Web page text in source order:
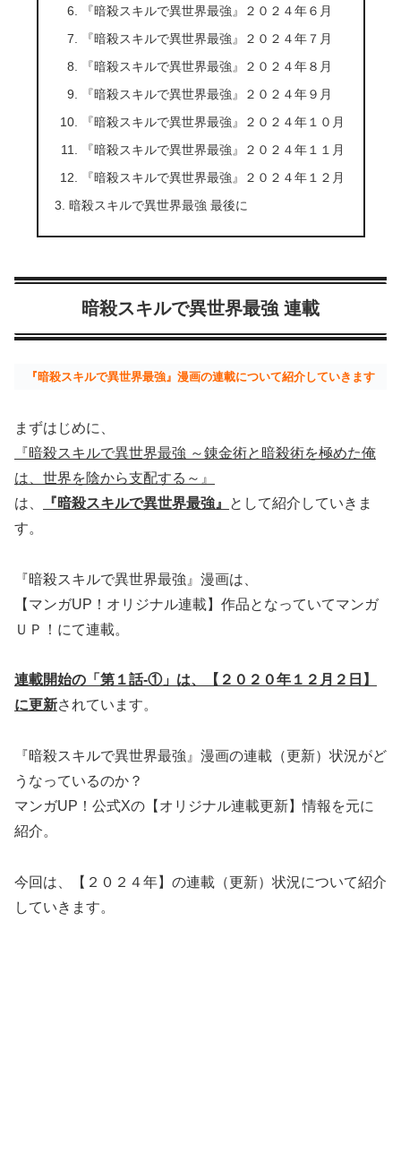
『暗殺スキルで異世界最強』２０２４年６月
『暗殺スキルで異世界最強』２０２４年７月
『暗殺スキルで異世界最強』２０２４年８月
『暗殺スキルで異世界最強』２０２４年９月
『暗殺スキルで異世界最強』２０２４年１０月
『暗殺スキルで異世界最強』２０２４年１１月
『暗殺スキルで異世界最強』２０２４年１２月
暗殺スキルで異世界最強 最後に
暗殺スキルで異世界最強 連載
『暗殺スキルで異世界最強』漫画の連載について紹介していきます
まずはじめに、
『暗殺スキルで異世界最強 ～錬金術と暗殺術を極めた俺
は、世界を陰から支配する～』
は、
『暗殺スキルで異世界最強』
として紹介していきま
す。
『暗殺スキルで異世界最強』漫画は、
【マンガUP！オリジナル連載】作品となっていてマンガ
ＵＰ！にて連載。
連載開始の「第１話-①」は、【２０２０年１２月２日】
に更新されています。
『暗殺スキルで異世界最強』漫画の連載（更新）状況がど
うなっているのか？
マンガUP！公式Xの【オリジナル連載更新】情報を元に
紹介。
今回は、【２０２４年】の連載（更新）状況について紹介
していきます。